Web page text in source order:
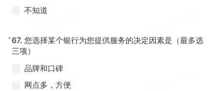
不知道
* 67. 您选择某个银行为您提供服务的决定因素是（最多选
三项）
品牌和口碑
网点多，方便